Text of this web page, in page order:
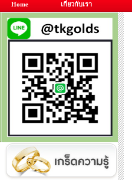
Home เกี่ยวกับเรา